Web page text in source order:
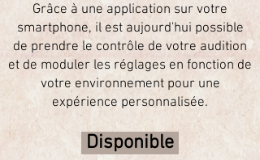
Grâce à une application sur votre
smartphone, il est aujourd'hui possible
de prendre le contrôle de votre audition
et de moduler les réglages en fonction de
votre environnement pour une
expérience personnalisée.
Disponible